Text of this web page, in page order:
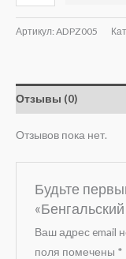
Артикул: ADPZ005
Отзывы (0)
Отзывов пока нет.
Будьте
Ваш адрес email
поля помечены *